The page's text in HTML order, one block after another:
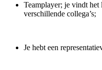
Teamplayer; je vindt het
verschillende collega’s;
Je hebt een